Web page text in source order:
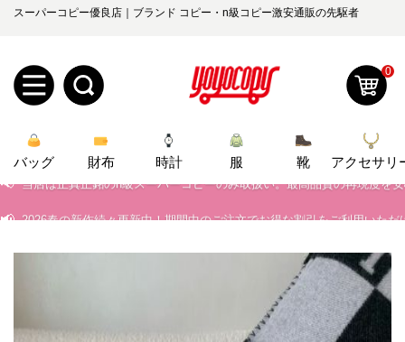
スーパーコピー優良店｜ブランド コピー・n級コピー激安通販の先駆者
規
ー
ロ
0
バッグ 財布 時計 服 靴 アクセサリ
📢 2026春の新作続々更新中！期間中のご注文でお得な割引をご利用いただ
📢 当店は正真正銘のn級スーパーコピーのみ取扱い。最高品質の再現度を